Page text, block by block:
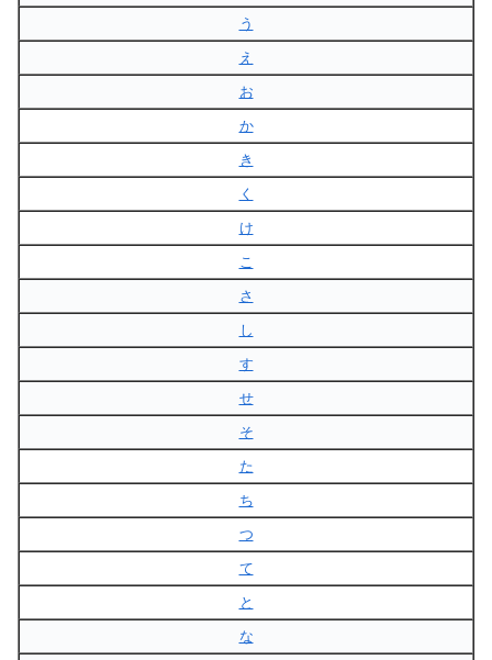
う
え
お
か
き
く
け
こ
さ
し
す
せ
そ
た
ち
つ
て
と
な